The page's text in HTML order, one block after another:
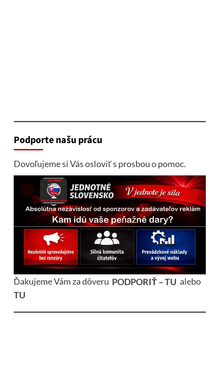
Podporte našu prácu
Dovoľujeme si Vás osloviť s prosbou o pomoc.
Ďakujeme Vám za dôveru PODPORIŤ – TU alebo
TU